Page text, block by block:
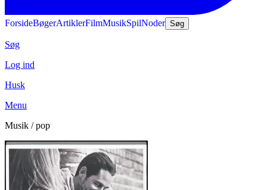
ForsideBøgerArtiklerFilmMusikSpilNoder Søg
Søg
Log ind
Husk
Menu
Musik / pop